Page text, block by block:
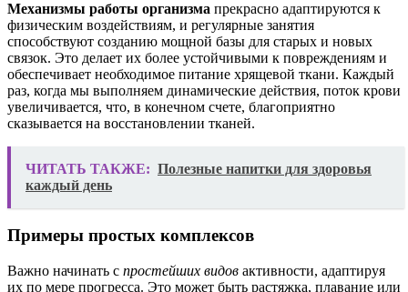
Механизмы работы организма прекрасно адаптируются к
физическим воздействиям, и регулярные занятия
способствуют созданию мощной базы для старых и новых
связок. Это делает их более устойчивыми к повреждениям и
обеспечивает необходимое питание хрящевой ткани. Каждый
раз, когда мы выполняем динамические действия, поток крови
увеличивается, что, в конечном счете, благоприятно
сказывается на восстановлении тканей.
ЧИТАТЬ ТАКЖЕ: Полезные напитки для здоровья
каждый день
Примеры простых комплексов
Важно начинать с простейших видов активности, адаптируя
их по мере прогресса. Это может быть растяжка, плавание или